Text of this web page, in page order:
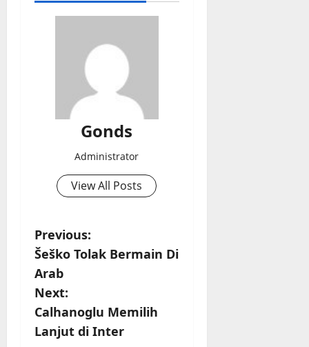
Gonds
Administrator
View All Posts
P
o
s
t
Previous:
Šeško Tolak Bermain Di
Arab
Next:
Calhanoglu Memilih
Lanjut di Inter